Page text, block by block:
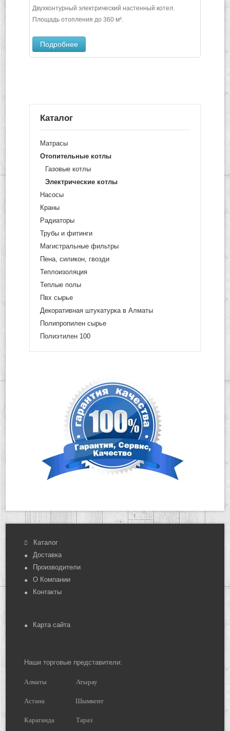
Двухконтурный электрический настенный котел.
Площадь отопления до 360 м².
Подробнее
Каталог
Матрасы
Отопительные котлы
Газовые котлы
Электрические котлы
Насосы
Краны
Радиаторы
Трубы и фитинги
Магистральные фильтры
Пена, силикон, гвозди
Теплоизоляция
Теплые полы
Пвх сырье
Декоративная штукатурка в Алматы
Полипропилен сырье
Полиэтилен 100
Каталог
Доставка
Производители
О Компании
Контакты
Карта сайта
Наши торговые представители:
Алматы Атырау
Астана Шымкент
Караганда Тараз